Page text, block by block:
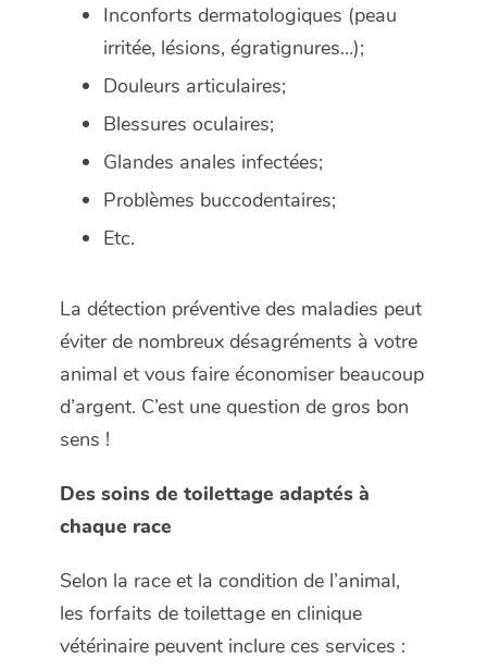
Inconforts dermatologiques (peau
irritée, lésions, égratignures…);
Douleurs articulaires;
Blessures oculaires;
Glandes anales infectées;
Problèmes buccodentaires;
Etc.
La détection préventive des maladies peut
éviter de nombreux désagréments à votre
animal et vous faire économiser beaucoup
d’argent. C’est une question de gros bon
sens !
Des soins de toilettage adaptés à
chaque race
Selon la race et la condition de l’animal,
les forfaits de toilettage en clinique
vétérinaire peuvent inclure ces services :